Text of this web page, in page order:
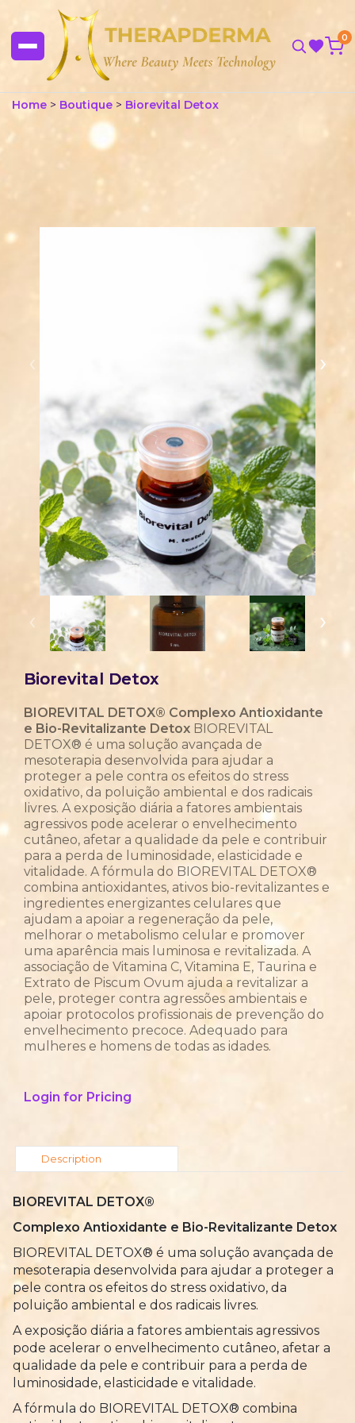
0
Home > Boutique > Biorevital Detox
‹ ›
‹ ›
Biorevital Detox
BIOREVITAL DETOX® Complexo Antioxidante
e Bio-Revitalizante Detox BIOREVITAL
DETOX® é uma solução avançada de
mesoterapia desenvolvida para ajudar a
proteger a pele contra os efeitos do stress
oxidativo, da poluição ambiental e dos radicais
livres. A exposição diária a fatores ambientais
agressivos pode acelerar o envelhecimento
cutâneo, afetar a qualidade da pele e contribuir
para a perda de luminosidade, elasticidade e
vitalidade. A fórmula do BIOREVITAL DETOX®
combina antioxidantes, ativos bio-revitalizantes e
ingredientes energizantes celulares que
ajudam a apoiar a regeneração da pele,
melhorar o metabolismo celular e promover
uma aparência mais luminosa e revitalizada. A
associação de Vitamina C, Vitamina E, Taurina e
Extrato de Piscum Ovum ajuda a revitalizar a
pele, proteger contra agressões ambientais e
apoiar protocolos profissionais de prevenção do
envelhecimento precoce. Adequado para
mulheres e homens de todas as idades.
Login for Pricing
Description
BIOREVITAL DETOX®
Complexo Antioxidante e Bio-Revitalizante Detox
BIOREVITAL DETOX® é uma solução avançada de
mesoterapia desenvolvida para ajudar a proteger a
pele contra os efeitos do stress oxidativo, da
poluição ambiental e dos radicais livres.
A exposição diária a fatores ambientais agressivos
pode acelerar o envelhecimento cutâneo, afetar a
qualidade da pele e contribuir para a perda de
luminosidade, elasticidade e vitalidade.
A fórmula do BIOREVITAL DETOX® combina